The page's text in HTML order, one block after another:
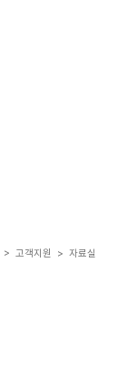
> 고객지원 > 자료실